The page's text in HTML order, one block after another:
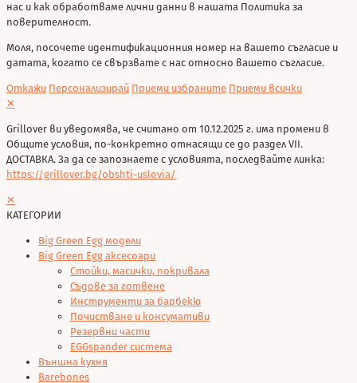
нас и как обработваме лични данни в нашата Политика за
поверителност.
Моля, посочете идентификационния номер на вашето съгласие и
датата, когато се свързвате с нас относно вашето съгласие.
Откажи Персонализирай Приеми избраните Приеми всички
✕
Grillover ви уведомява, че считано от 10.12.2025 г. има промени в
Общите условия, по-конкретно отнасящи се до раздел VII.
ДОСТАВКА. За да се запознаете с условията, последвайте линка:
https://grillover.bg/obshti-uslovia/
✕
КАТЕГОРИИ
Big Green Egg модели
Big Green Egg аксесоари
Стойки, масички, покривала
Съдове за готвене
Инструменти за барбекю
Почистване и консумативи
Резервни части
EGGspander система
Външна кухня
Barebones